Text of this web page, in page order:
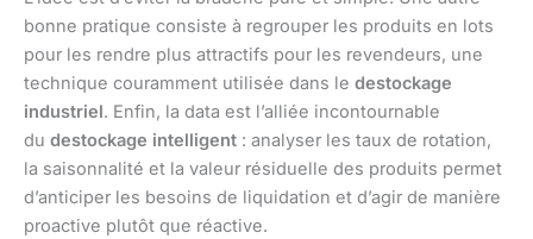
bonne pratique consiste à regrouper les produits en lots
pour les rendre plus attractifs pour les revendeurs, une
technique couramment utilisée dans le destockage
industriel. Enfin, la data est l’alliée incontournable
du destockage intelligent : analyser les taux de rotation,
la saisonnalité et la valeur résiduelle des produits permet
d’anticiper les besoins de liquidation et d’agir de manière
proactive plutôt que réactive.